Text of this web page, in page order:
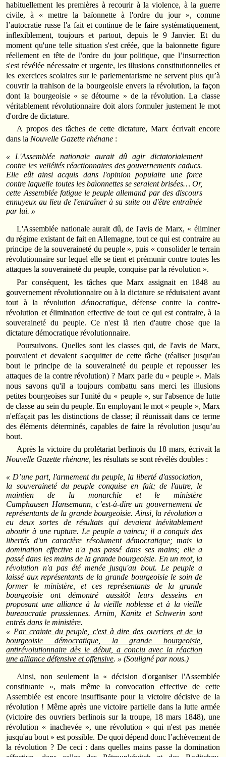
habituellement les premières à recourir à la violence, à la guerre
civile, à « mettre la baïonnette à l'ordre du jour », comme
l’autocratie russe l'a fait et continue de le faire systématiquement,
inflexiblement, toujours et partout, depuis le 9 Janvier. Et du
moment qu'une telle situation s'est créée, que la baïonnette figure
réellement en tête de l'ordre du jour politique, que l’insurrection
s'est révélée nécessaire et urgente, les illusions constitutionnelles et
les exercices scolaires sur le parlementarisme ne servent plus qu’à
couvrir la trahison de la bourgeoisie envers la révolution, la façon
dont la bourgeoisie « se détourne » de la révolution. La classe
véritablement révolutionnaire doit alors formuler justement le mot
d'ordre de dictature.
A propos des tâches de cette dictature, Marx écrivait encore
dans laNouvelle Gazette rhénane :
« L'Assemblée nationale aurait dû agir dictatorialement
contre les velléités réactionnaires des gouvernements caducs.
Elle eût ainsi acquis dans l'opinion populaire une force
contre laquelle toutes les baïonnettes se seraient brisées… Or,
cette Assemblée fatigue le peuple allemand par des discours
ennuyeux au lieu de l'entraîner à sa suite ou d'être entraînée
par lui. »
L'Assemblée nationale aurait dû, de l'avis de Marx, « éliminer
du régime existant de fait en Allemagne, tout ce qui est contraire au
principe de la souveraineté du peuple », puis « consolider le terrain
révolutionnaire sur lequel elle se tient et prémunir contre toutes les
attaques la souveraineté du peuple, conquise par la révolution ».
Par conséquent, les tâches que Marx assignait en 1848 au
gouvernement révolutionnaire ou à la dictature se réduisaient avant
tout à la révolution démocratique, défense contre la contre-
révolution et élimination effective de tout ce qui est contraire, à la
souveraineté du peuple. Ce n'est là rien d'autre chose que la
dictature démocratique révolutionnaire.
Poursuivons. Quelles sont les classes qui, de l'avis de Marx,
pouvaient et devaient s'acquitter de cette tâche (réaliser jusqu'au
bout le principe de la souveraineté du peuple et repousser les
attaques de la contre révolution) ? Marx parle du « peuple ». Mais
nous savons qu'il a toujours combattu sans merci les illusions
petites bourgeoises sur l'unité du « peuple », sur l'absence de lutte
de classe au sein du peuple. En employant le mot « peuple », Marx
n'effaçait pas les distinctions de classe; il réunissait dans ce terme
des éléments déterminés, capables de faire la révolution jusqu’au
bout.
Après la victoire du prolétariat berlinois du 18 mars, écrivait la
Nouvelle Gazette rhénane,les résultats se sont révélés doubles :
« D’une part, l'armement du peuple, la liberté d'association,
la souveraineté du peuple conquise en fait; de l'autre, le
maintien de la monarchie et le ministère
Camphausen Hansemann, c’est-à-dire un gouvernement de
représentants de la grande bourgeoisie. Ainsi, la révolution a
eu deux sortes de résultats qui devaient inévitablement
aboutir à une rupture. Le peuple a vaincu; il a conquis des
libertés d'un caractère résolument démocratique; mais la
domination effective n'a pas passé dans ses mains; elle a
passé dans les mains de la grande bourgeoisie. En un mot, la
révolution n'a pas été menée jusqu'au bout. Le peuple a
laissé aux représentants de la grande bourgeoisie le soin de
former le ministère, et ces représentants de la grande
bourgeoisie ont démontré aussitôt leurs desseins en
proposant une alliance à la vieille noblesse et à la vieille
bureaucratie prussiennes. Arnim, Kanitz et Schwerin sont
entrés dans le ministère.
«Par crainte du peuple, c'est à dire des ouvriers et de la
bourgeoisie démocratique, la grande bourgeoisie,
antirévolutionnaire dès le début, a conclu avec la réaction
une alliance défensive et offensive. » (Souligné par nous.)
Ainsi, non seulement la « décision d'organiser l'Assemblée
constituante », mais même la convocation effective de cette
Assemblée est encore insuffisante pour la victoire décisive de la
révolution ! Même après une victoire partielle dans la lutte armée
(victoire des ouvriers berlinois sur la troupe, 18 mars 1848), une
révolution « inachevée », une révolution « qui n'est pas menée
jusqu'au bout » est possible. De quoi dépend donc l’achèvement de
la révolution ? De ceci : dans quelles mains passe la domination